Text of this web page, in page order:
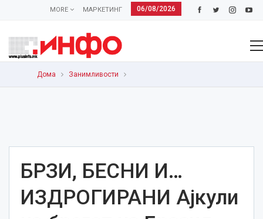
06/08/2026
МАРКЕТИНГ
MORE
Дома Занимливости
БРЗИ, БЕСНИ И…
ИЗДРОГИРАНИ Ајкули